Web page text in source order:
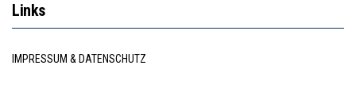
Links
IMPRESSUM & DATENSCHUTZ